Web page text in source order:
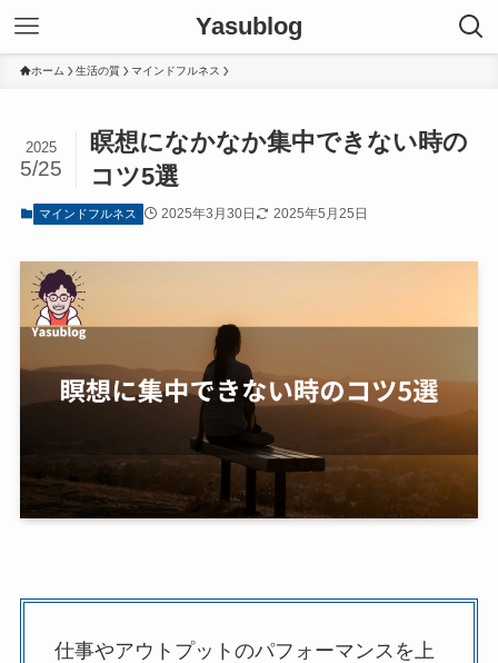
Yasublog
ホーム 生活の質 マインドフルネス
瞑想になかなか集中できない時の
コツ5選
2025
5/25
マインドフルネス 2025年3月30日 2025年5月25日
仕事やアウトプットのパフォーマンスを上